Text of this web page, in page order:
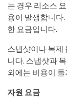
는 경우 리소스
용이 발생합니다
한 요금입니다.
스냅샷이나 복제
니다. 스냅샷과
외에는 비용이
자원 요금